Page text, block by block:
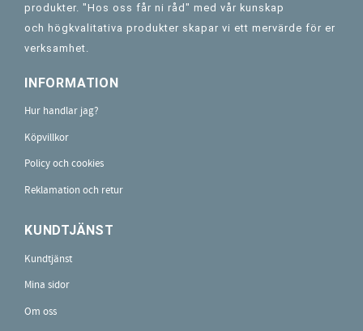
produkter. "Hos oss får ni råd" med vår kunskap
och högkvalitativa produkter skapar vi ett mervärde för er
verksamhet.
INFORMATION
Hur handlar jag?
Köpvillkor
Policy och cookies
Reklamation och retur
KUNDTJÄNST
Kundtjänst
Mina sidor
Om oss